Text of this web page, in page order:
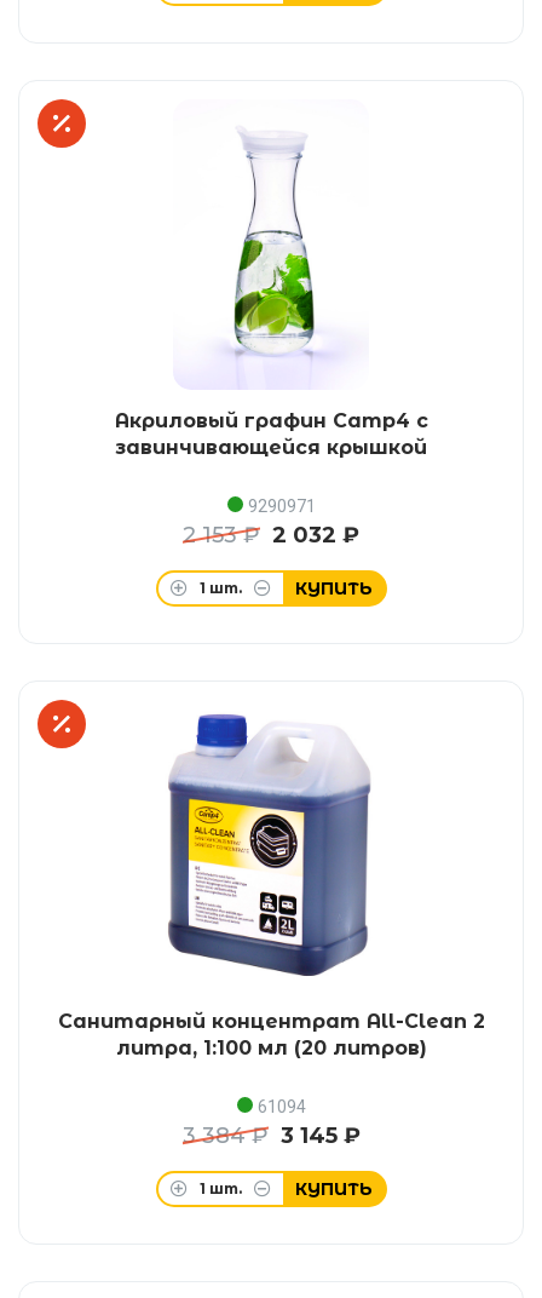
Акриловый графин Camp4 с
завинчивающейся крышкой
9290971
2 153 ₽ 2 032 ₽
1 шт. КУПИТЬ
Санитарный концентрат All-Clean 2
литра, 1:100 мл (20 литров)
61094
3 384 ₽ 3 145 ₽
1 шт. КУПИТЬ